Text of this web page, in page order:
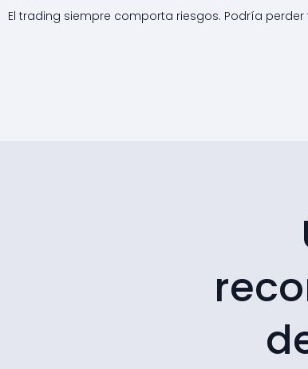
El trading siempre comporta riesgos. Podría